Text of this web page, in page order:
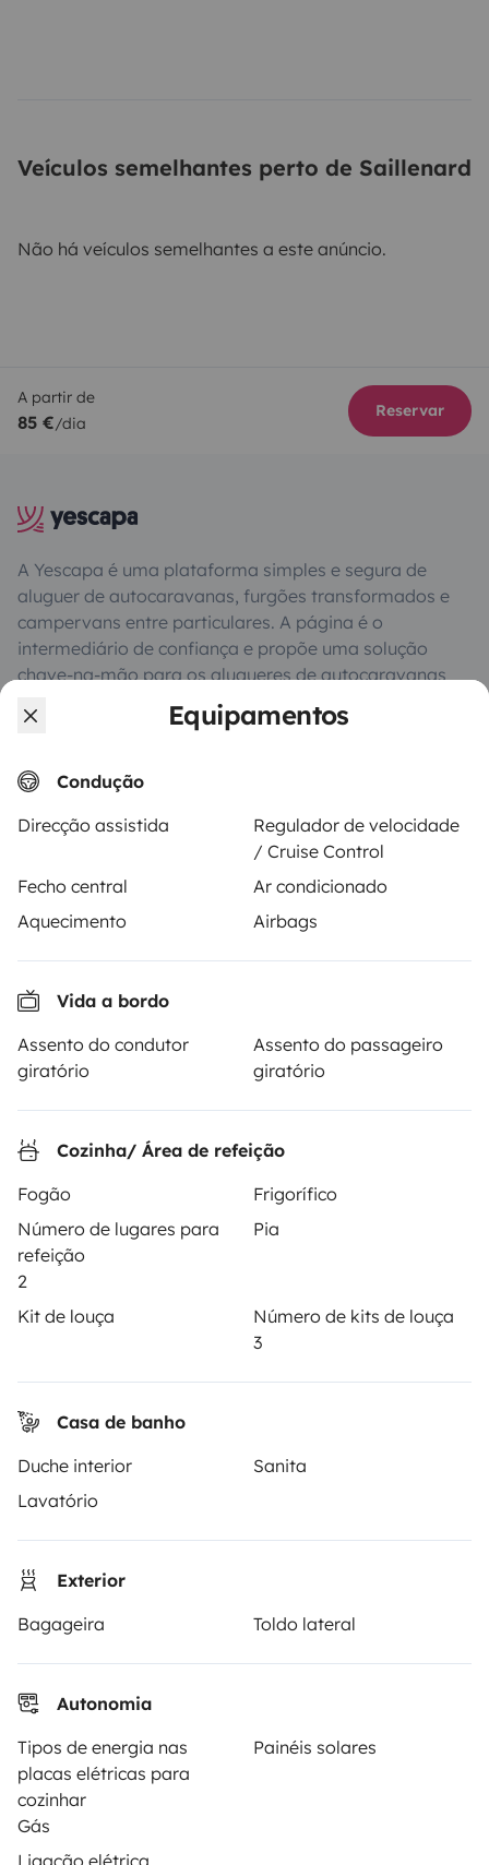
Equipamentos
Condução
Direcção assistida
Regulador de velocidade
/ Cruise Control
Fecho central
Ar condicionado
Aquecimento
Airbags
Vida a bordo
Assento do condutor
giratório
Assento do passageiro
giratório
Cozinha/ Área de refeição
Fogão
Frigorífico
Número de lugares para
refeição
2
Pia
Kit de louça
Número de kits de louça
3
Casa de banho
Duche interior
Sanita
Lavatório
Exterior
Bagageira
Toldo lateral
Autonomia
Tipos de energia nas
placas elétricas para
cozinhar
Gás
Painéis solares
Ligação elétrica
Veículos semelhantes perto de Saillenard
Não há veículos semelhantes a este anúncio.
A partir de
85 €/dia
Reservar
A Yescapa é uma plataforma simples e segura de
aluguer de autocaravanas, furgões transformados e
campervans entre particulares. A página é o
intermediário de confiança e propõe uma solução
chave-na-mão para os alugueres de autocaravanas
em total liberdade e confiança.
Shops
Facebook
ALUGUER DE AUTOCARAVANAS
Como funciona?
Alugar uma autocaravana
Primeiros passos de autocaravana
Ajuda locatário
PROPRIETÁRIOS
Seguro de aluguer
Assistências de aluguer
Ajuda proprietário
Descarregar na
Apple Store
Disponível na